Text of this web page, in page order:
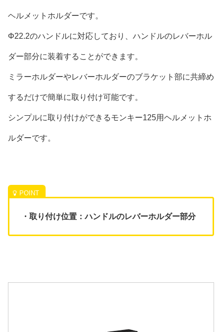
ヘルメットホルダーです。
Φ22.2のハンドルに対応しており、ハンドルのレバーホル
ダー部分に装着することができます。
ミラーホルダーやレバーホルダーのブラケット部に共締め
するだけで簡単に取り付け可能です。
シンプルに取り付けができるモンキー125用ヘルメットホ
ルダーです。
・取り付け位置：ハンドルのレバーホルダー部分